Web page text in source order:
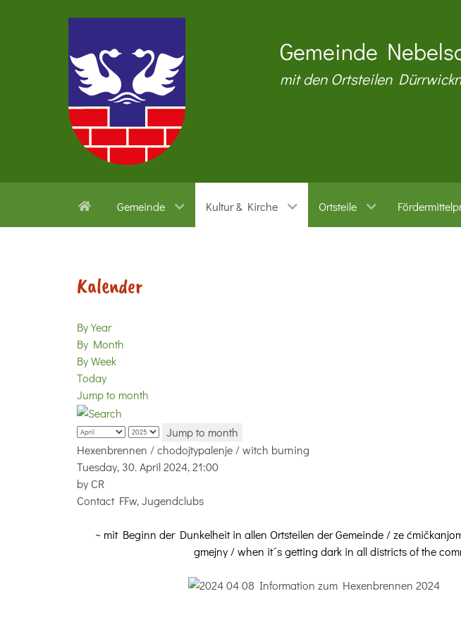
Gemeinde
mit den Ortsteilen
Gemeinde Kultur & Kirche Ortsteile
Kalender
By Year
By Month
By Week
Today
Jump to month
Jump to month
Hexenbrennen / chodojtypalenje / witch burning
Tuesday, 30. April 2024, 21:00
by CR
Contact FFw, Jugendclubs
~ mit Beginn der Dunkelheit in allen Ortsteilen der Gemeinde / ze
gmejny / when it´s getting dark in all districts of the